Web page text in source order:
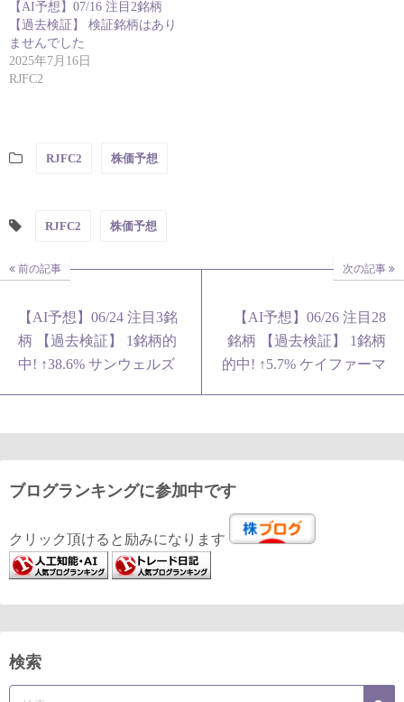
【AI予想】07/16 注目2銘柄
【過去検証】 検証銘柄はあり
ませんでした
2025年7月16日
RJFC2
RJFC2 株価予想
RJFC2 株価予想
前の記事
【AI予想】06/24 注目3銘
柄 【過去検証】 1銘柄的
中! ↑38.6% サンウェルズ
次の記事
【AI予想】06/26 注目28
銘柄 【過去検証】 1銘柄
的中! ↑5.7% ケイファーマ
ブログランキングに参加中です
クリック頂けると励みになります
検索